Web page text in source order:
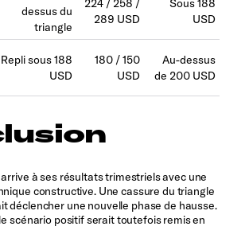
dessus du
triangle
289 USD
USD
Repli sous 188
USD
180 / 150
USD
Au-dessus
de 200 USD
arrive à ses résultats trimestriels avec une
constructive. Une cassure du triangle
déclencher une nouvelle phase de hausse.
scénario positif serait toutefois remis en